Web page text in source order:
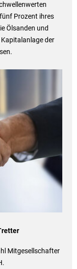
Prozent ihres
Ölsanden und
der
Mitgesellschafter